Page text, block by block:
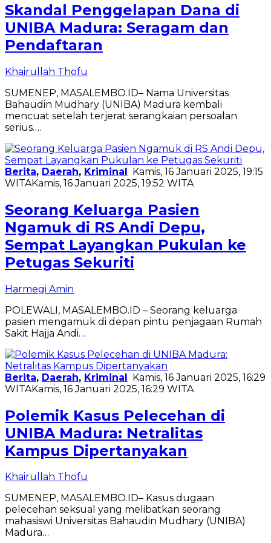
Skandal Penggelapan Dana di
UNIBA Madura: Seragam dan
Pendaftaran
Khairullah Thofu
SUMENEP, MASALEMBO.ID– Nama Universitas
Bahaudin Mudhary (UNIBA) Madura kembali
mencuat setelah terjerat serangkaian persoalan
serius….
Berita, Daerah, Kriminal Kamis, 16 Januari 2025, 19:15
WITAKamis, 16 Januari 2025, 19:52 WITA
Seorang Keluarga Pasien
Ngamuk di RS Andi Depu,
Sempat Layangkan Pukulan ke
Petugas Sekuriti
Harmegi Amin
POLEWALI, MASALEMBO.ID – Seorang keluarga
pasien mengamuk di depan pintu penjagaan Rumah
Sakit Hajja Andi…
Berita, Daerah, Kriminal Kamis, 16 Januari 2025, 16:29
WITAKamis, 16 Januari 2025, 16:29 WITA
Polemik Kasus Pelecehan di
UNIBA Madura: Netralitas
Kampus Dipertanyakan
Khairullah Thofu
SUMENEP, MASALEMBO.ID– Kasus dugaan
pelecehan seksual yang melibatkan seorang
mahasiswi Universitas Bahaudin Mudhary (UNIBA)
Madura…